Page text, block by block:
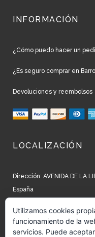
INFORMACIÓN
¿Cómo puedo hacer un
¿Es seguro comprar en
Devoluciones y reembolsos
LOCALIZACIÓN
Dirección: AVENIDA DE LA
España
Teléfono: +34 965 827 250
Email: info@barrow.es
Utilizamos cookies
funcionamiento de la
servicios. Puede